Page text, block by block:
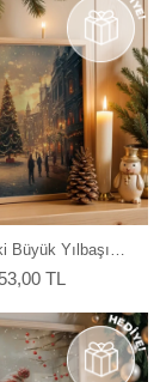
Büyük Yılbaşı
30x20 cm
TL